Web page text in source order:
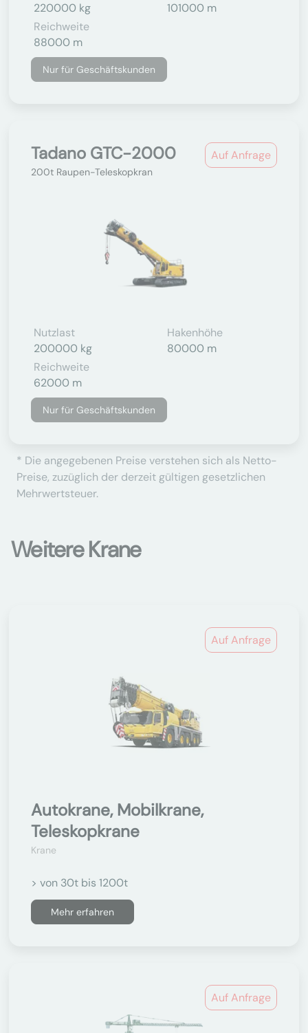
220000 kg
101000 m
Reichweite
88000 m
Nur für Geschäftskunden
Auf Anfrage
Tadano GTC-2000
200t Raupen-Teleskopkran
Nutzlast
200000 kg
Hakenhöhe
80000 m
Reichweite
62000 m
Nur für Geschäftskunden
* Die angegebenen Preise verstehen sich als Netto-
Preise, zuzüglich der derzeit gültigen gesetzlichen
Mehrwertsteuer.
Weitere Krane
Auf Anfrage
Autokrane, Mobilkrane,
Teleskopkrane
Krane
> von 30t bis 1200t
Mehr erfahren
Auf Anfrage